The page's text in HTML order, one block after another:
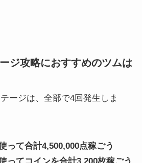
ジ攻略におすすめのツムは
ージは、全部で4回発生しま
って合計4,500,000点稼ごう